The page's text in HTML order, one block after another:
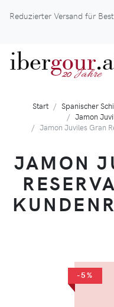
Reduzierter Versand für
ibergour
20 Jahre
Start Spanischer
Jamon
Jamon Juviles Gran
JAMON
-5%